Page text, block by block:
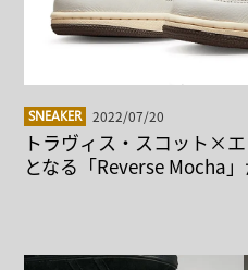
SNEAKER 2022/07/20
トラヴィス・スコット×
となる「Reverse Mocha